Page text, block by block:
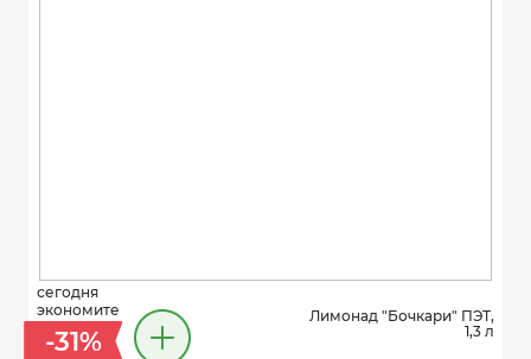
сегодня
экономите
-31%
Лимонад "Бочкари" ПЭТ,
1,3 л